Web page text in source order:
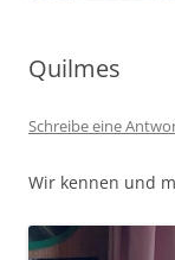
Quilmes
Schreibe eine
Wir kennen und